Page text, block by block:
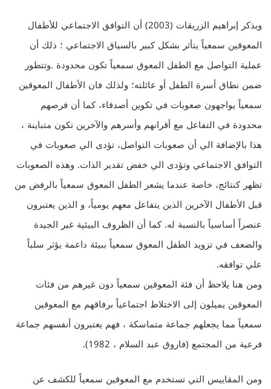
ويذكر إبراهيم الزريقات (2003) أن التوافق الاجتماعي للأطفال
المعوقين سمعياً يتأثر بشكل كبير بالسياق الاجتماعي ؛ ذلك أن
عملية التواصل مع الطفل المعوق سمعياً تكون محدودة .وتتطور
ضمن نطاق أسرة الطفل أو عائلته؛ ولذلك فان الأطفال المعوقين
سمعياً يواجهون صعوبات في تكوين أصدقاء، كما أن فرصهم
محدودة في التفاعل مع أقرانهم وأسرهم والآخرين تكون متباينة ،
هذا بالإضافة الي أن صعوبات التواصل، تؤدى الي صعوبات في
التوافق الاجتماعي وتؤدى الي خفض تقدير الذات. وهذه الصعوبات
تظهر كنتائج، خاصة عندما يشعر الطفل المعوق سمعياً بالرفض من
قبل الأطفال الآخرين الذين يتفاعل معهم يومياً، و الذين يعتبرون
عنصراً أساسياً بالنسبة له. كما أن الظروف البيئية غير الجيدة
والضعف في تزويد الطفل المعوق سمعياً ببيئة داعمة يؤثر سلباً
علي توافقه.
ومن هنا يلاحظ أن فئة المعوقين سمعياً دون غيرهم من فئات
المعوقين يميلون إلى الاختلاط اجتماعياً برفاقهم مع المعوقين
سمعياً مما يجعلهم جماعة متماسكة ، فهم يعتبرون أنفسهم جماعة
فرعية من المجتمع (فاروق عبد السلام ، 1982).
ومن المقاييس التي تستخدم مع المعوقين سمعياً للكشف عن